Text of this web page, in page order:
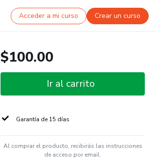
Acceder a mi curso Crear un curso
$100.00
Ir al carrito
Garantía de 15 días
Al comprar el producto, recibirás las instrucciones
de acceso por email.